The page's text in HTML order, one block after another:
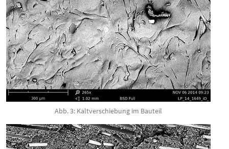
Abb. 3: Kaltverschiebung im Bauteil